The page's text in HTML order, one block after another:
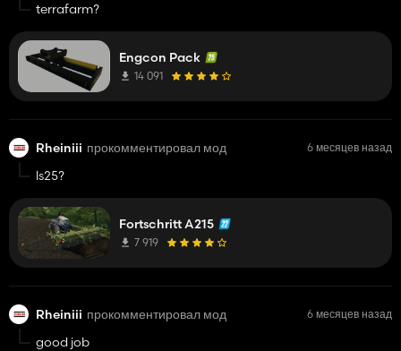
terrafarm?
Engcon Pack
14 091
Rheiniii прокомментировал мод 6 месяцев назад
ls25?
Fortschritt A215
7 919
Rheiniii прокомментировал мод 6 месяцев назад
good job